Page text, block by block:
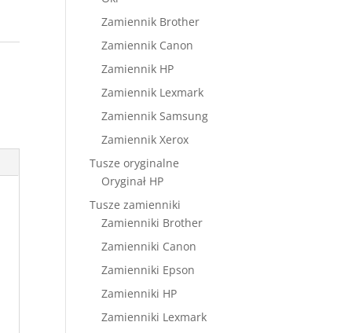
Zamiennik Brother
Zamiennik Canon
Zamiennik HP
Zamiennik Lexmark
Zamiennik Samsung
Zamiennik Xerox
Tusze oryginalne
Oryginał HP
Tusze zamienniki
Zamienniki Brother
Zamienniki Canon
Zamienniki Epson
Zamienniki HP
Zamienniki Lexmark